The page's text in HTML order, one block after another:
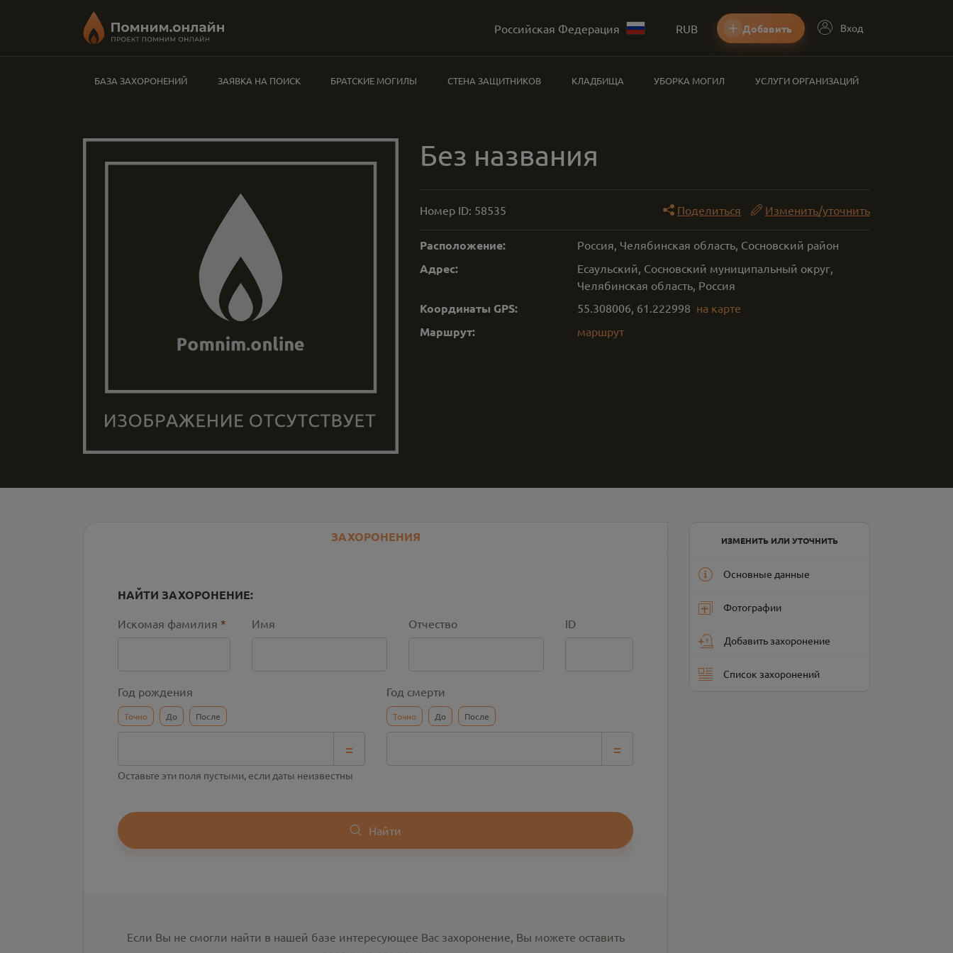
Российская Федерация RUB Добавить Вход
БАЗА ЗАХОРОНЕНИЙ ЗАЯВКА НА ПОИСК БРАТСКИЕ МОГИЛЫ СТЕНА ЗАЩИТНИКОВ КЛАДБИЩА УБОРКА МОГИЛ УСЛУГИ ОРГАНИЗАЦИЙ
Без названия
Номер ID: 58535 Поделиться Изменить/уточнить
Расположение: Россия, Челябинская область, Сосновский район
Адрес:
Есаульский, Сосновский муниципальный округ,
Челябинская область, Россия
Координаты GPS: 55.308006, 61.222998 на карте
Маршрут: маршрут
ЗАХОРОНЕНИЯ
НАЙТИ ЗАХОРОНЕНИЕ:
Искомая фамилия * Имя Отчество ID
Год рождения
Точно До После
=
Год смерти
Точно До После
=
Оставьте эти поля пустыми, если даты неизвестны
Найти
Если Вы не смогли найти в нашей базе интересующее Вас захоронение, Вы можете оставить
ИЗМЕНИТЬ ИЛИ УТОЧНИТЬ
Основные данные
Фотографии
Добавить захоронение
Список захоронений